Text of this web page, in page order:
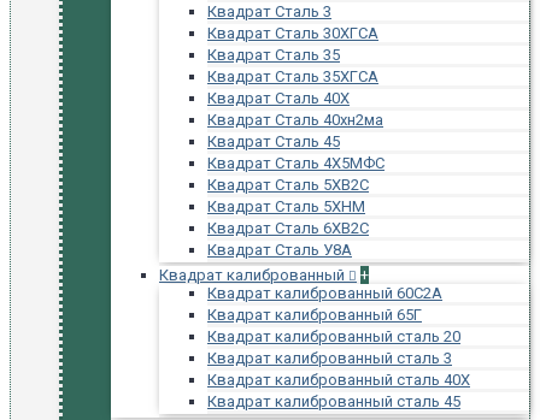
Квадрат Сталь 3
Квадрат Сталь 30ХГСА
Квадрат Сталь 35
Квадрат Сталь 35ХГСА
Квадрат Сталь 40Х
Квадрат Сталь 40хн2ма
Квадрат Сталь 45
Квадрат Сталь 4Х5МФС
Квадрат Сталь 5ХВ2С
Квадрат Сталь 5ХНМ
Квадрат Сталь 6ХВ2С
Квадрат Сталь У8А
Квадрат калиброванный
+
Квадрат калиброванный 60С2А
Квадрат калиброванный 65Г
Квадрат калиброванный сталь 20
Квадрат калиброванный сталь 3
Квадрат калиброванный сталь 40Х
Квадрат калиброванный сталь 45